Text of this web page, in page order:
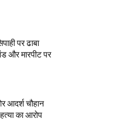
पर ढाबा
और मारपीट पर
आदर्श चौहान
का आरोप